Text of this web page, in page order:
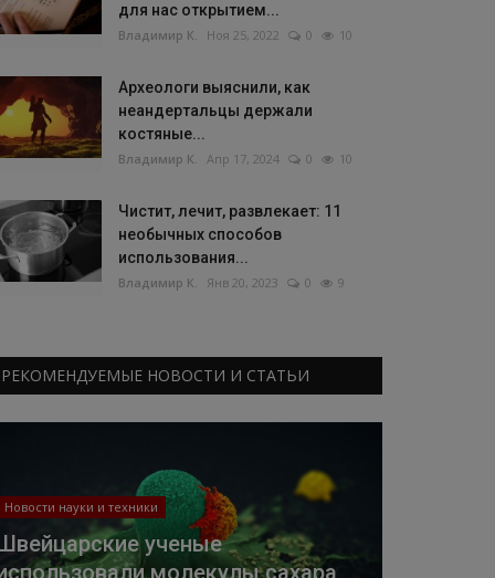
для нас открытием...
Владимир К. Ноя 25, 2022 0 10
Археологи выяснили, как
неандертальцы держали
костяные...
Владимир К. Апр 17, 2024 0 10
Чистит, лечит, развлекает: 11
необычных способов
использования...
Владимир К. Янв 20, 2023 0 9
РЕКОМЕНДУЕМЫЕ НОВОСТИ И СТАТЬИ
Новости науки и техники
ученые
молекулы сахара